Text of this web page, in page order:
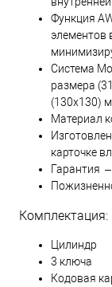
Функция
элементов
Система
размера
(130х130)
Материал
карточке
Гарантия
Комплектация:
Цилиндр
3 ключа
Кодовая